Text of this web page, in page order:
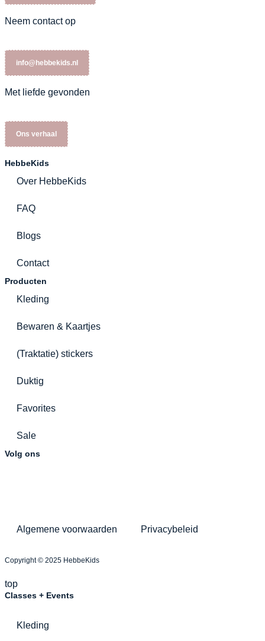
Neem contact op
info@hebbekids.nl
Met liefde gevonden
Ons verhaal
Volg ons
Algemene voorwaarden Privacybeleid
Duktig
Favorites
Sale
Producten
Kleding
Bewaren & Kaartjes
(Traktatie) stickers
HebbeKids
Over HebbeKids
FAQ
Blogs
Contact
Copyright © 2025 HebbeKids
top
Classes + Events
Kleding